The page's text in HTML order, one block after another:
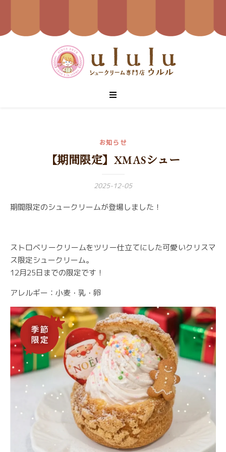
お知らせ
【期間限定】XMASシュー
2025-12-05
期間限定のシュークリームが登場しました！
ストロベリークリームをツリー仕立てにした可愛いクリスマ
ス限定シュークリーム。
12月25日までの限定です！
アレルギー：小麦・乳・卵